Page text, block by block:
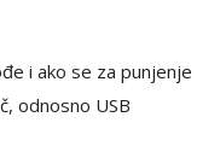
i ako se za punjenje
odnosno USB